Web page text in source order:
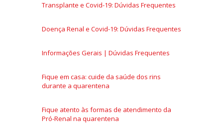
Transplante e Covid-19: Dúvidas Frequentes
Doença Renal e Covid-19: Dúvidas Frequentes
Informações Gerais | Dúvidas Frequentes
Fique em casa: cuide da saúde dos rins
durante a quarentena
Fique atento às formas de atendimento da
Pró-Renal na quarentena